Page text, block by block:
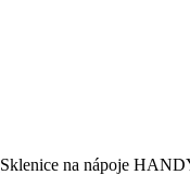
Sklenice na nápoje